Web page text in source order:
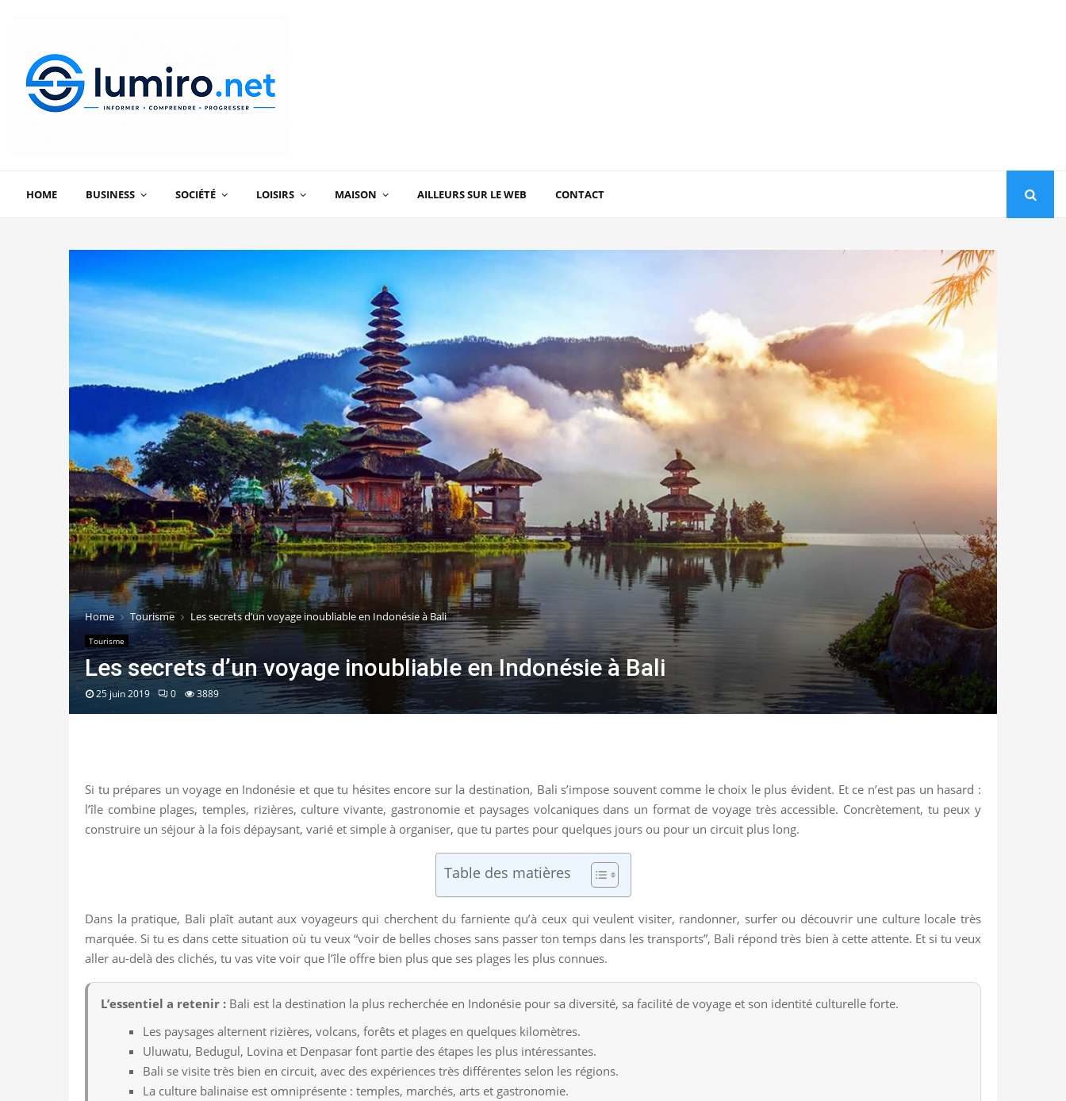
HOME BUSINESS SOCIÉTÉ LOISIRS MAISON AILLEURS SUR LE WEB CONTACT
Home Tourisme Les secrets d’un voyage inoubliable en Indonésie à Bali
Tourisme
Les secrets d’un voyage inoubliable en Indonésie à Bali
25 juin 2019 0 3889
Si tu prépares un voyage en Indonésie et que tu hésites encore sur la destination, Bali s’impose souvent comme le choix le plus évident. Et ce n’est pas un hasard :
l’île combine plages, temples, rizières, culture vivante, gastronomie et paysages volcaniques dans un format de voyage très accessible. Concrètement, tu peux y
construire un séjour à la fois dépaysant, varié et simple à organiser, que tu partes pour quelques jours ou pour un circuit plus long.
Table des matières
Dans la pratique, Bali plaît autant aux voyageurs qui cherchent du farniente qu’à ceux qui veulent visiter, randonner, surfer ou découvrir une culture locale très
marquée. Si tu es dans cette situation où tu veux “voir de belles choses sans passer ton temps dans les transports”, Bali répond très bien à cette attente. Et si tu veux
aller au-delà des clichés, tu vas vite voir que l’île offre bien plus que ses plages les plus connues.
L’essentiel a retenir : Bali est la destination la plus recherchée en Indonésie pour sa diversité, sa facilité de voyage et son identité culturelle forte.
Les paysages alternent rizières, volcans, forêts et plages en quelques kilomètres.
Uluwatu, Bedugul, Lovina et Denpasar font partie des étapes les plus intéressantes.
Bali se visite très bien en circuit, avec des expériences très différentes selon les régions.
La culture balinaise est omniprésente : temples, marchés, arts et gastronomie.